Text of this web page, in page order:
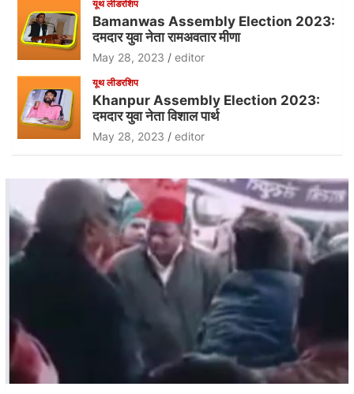
यूथ लीडरशिप
Bamanwas Assembly Election 2023:
दमदार युवा नेता रामअवतार मीणा
May 28, 2023 editor
यूथ लीडरशिप
Khanpur Assembly Election 2023:
दमदार युवा नेता विशाल पार्थ
May 28, 2023 editor